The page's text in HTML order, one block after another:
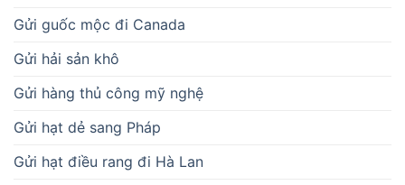
Gửi guốc mộc đi Canada
Gửi hải sản khô
Gửi hàng thủ công mỹ nghệ
Gửi hạt dẻ sang Pháp
Gửi hạt điều rang đi Hà Lan